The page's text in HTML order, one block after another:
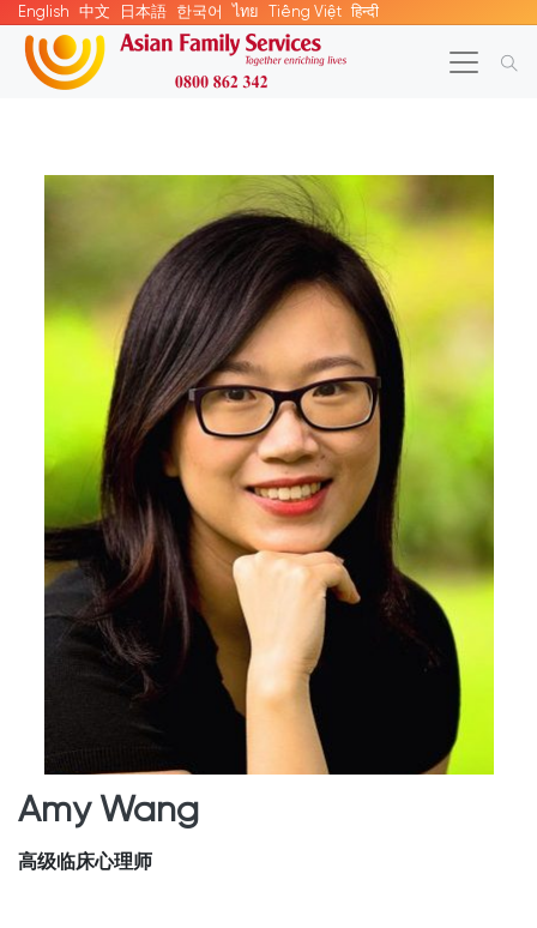
English 中文 日本語 한국어 ไทย Tiếng Việt हिन्दी
Amy Wang
高级临床心理师